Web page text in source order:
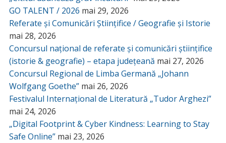
GO TALENT / 2026 mai 29, 2026
Referate și Comunicări Științifice / Geografie și Istorie
mai 28, 2026
Concursul național de referate și comunicări științifice
(istorie & geografie) – etapa județeană mai 27, 2026
Concursul Regional de Limba Germană „Johann
Wolfgang Goethe” mai 26, 2026
Festivalul Internațional de Literatură „Tudor Arghezi”
mai 24, 2026
„Digital Footprint & Cyber Kindness: Learning to Stay
Safe Online” mai 23, 2026